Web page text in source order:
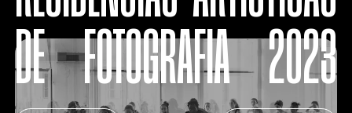
DE FOTOGRAFIA 2023